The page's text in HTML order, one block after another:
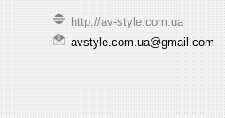
http://av-style.com.ua
avstyle.com.ua@gmail.com